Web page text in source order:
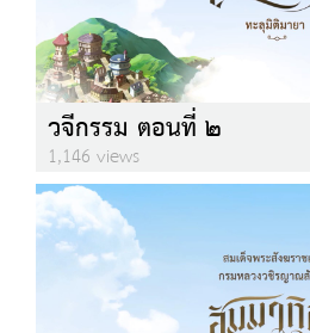
วจีกรรม ตอนที่ ๒
1,146 views